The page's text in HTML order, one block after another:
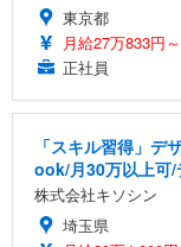
東京都
月給27万833円
正社員
「スキル習得」
ook/月30万以上可/
株式会社キソシン
埼玉県